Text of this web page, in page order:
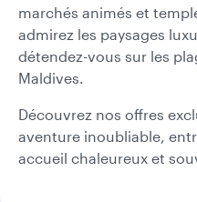
marchés animés et
admirez les paysages
détendez-vous sur les
Maldives.
Découvrez nos offres
aventure inoubliable,
accueil chaleureux et